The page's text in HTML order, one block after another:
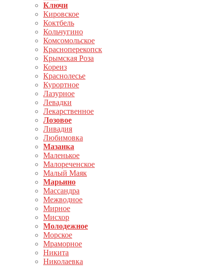
Ключи
Кировское
Коктбель
Кольчугино
Комсомольское
Красноперекопск
Крымская Роза
Кореиз
Краснолесье
Курортное
Лазурное
Левадки
Лекарственное
Лозовое
Ливадия
Любимовка
Мазанка
Маленькое
Малореченское
Малый Маяк
Марьино
Массандра
Межводное
Мирное
Мисхор
Молодежное
Морское
Мраморное
Никита
Николаевка